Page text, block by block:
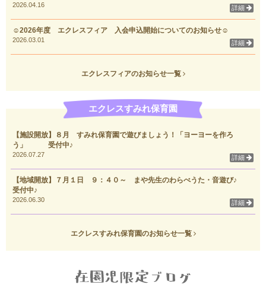
2026.04.16 詳細
☺2026年度 エクレスフィア 入会申込開始についてのお知らせ☺
2026.03.01 詳細
エクレスフィアのお知らせ一覧
エクレスすみれ保育園
【施設開放】８月 すみれ保育園で遊びましょう！「ヨーヨーを作ろ
う」 受付中♪
2026.07.27 詳細
【地域開放】７月１日 ９：４０～ まや先生のわらべうた・音遊び♪
受付中♪
2026.06.30 詳細
エクレスすみれ保育園のお知らせ一覧